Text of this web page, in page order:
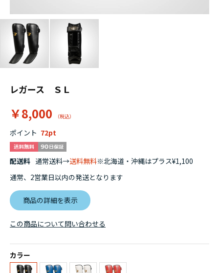
レガース ＳＬ
￥8,000
ポイント 72
配送料 通常送料→送料無料※北海道・沖縄はプラス¥1,100
通常、2営業日以内の発送となります
商品の詳細を表示
カラー
この商品について問い合わせる